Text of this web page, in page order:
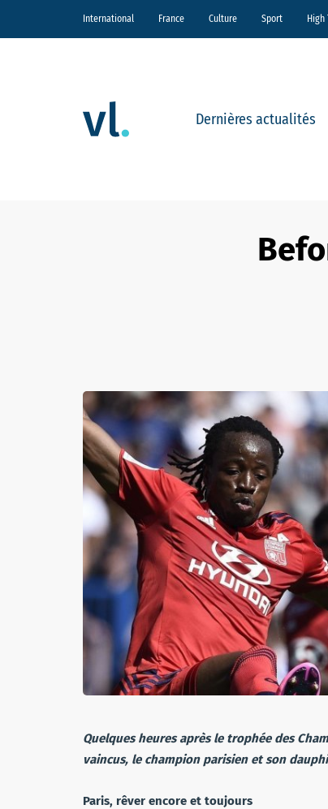
International France Culture Sport High
Dernières actualités
Quelques heures après le trophée des
vaincus, le champion parisien et son
Paris, rêver encore et toujours